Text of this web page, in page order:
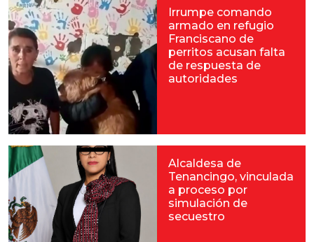
Irrumpe comando
armado en refugio
Franciscano de
perritos acusan falta
de respuesta de
autoridades
Alcaldesa de
Tenancingo, vinculada
a proceso por
simulación de
secuestro